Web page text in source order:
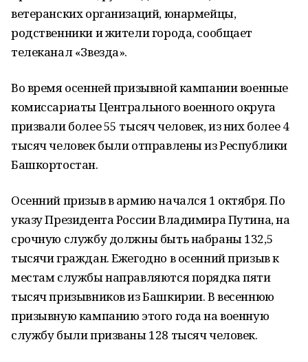
ветеранских организаций, юнармейцы,
родственники и жители города, сообщает
телеканал «Звезда».
Во время осенней призывной кампании военные
комиссариаты Центрального военного округа
призвали более 55 тысяч человек, из них более 4
тысяч человек были отправлены из Республики
Башкортостан.
Осенний призыв в армию начался 1 октября. По
указу Президента России Владимира Путина, на
срочную службу должны быть набраны 132,5
тысячи граждан. Ежегодно в осенний призыв к
местам службы направляются порядка пяти
тысяч призывников из Башкирии. В весеннюю
призывную кампанию этого года на военную
службу были призваны 128 тысяч человек.